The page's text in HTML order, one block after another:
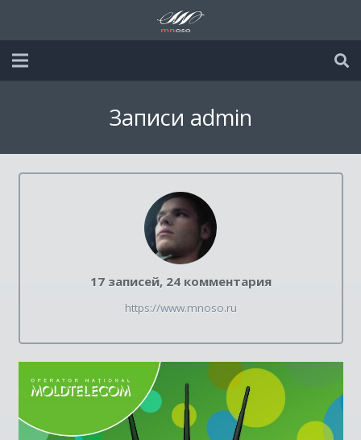
Записи admin
17 записей, 24 комментария
https://www.mnoso.ru